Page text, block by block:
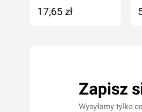
17,65 zł
Zapisz
Wysyłamy tylko